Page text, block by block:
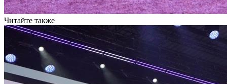
Читайте также